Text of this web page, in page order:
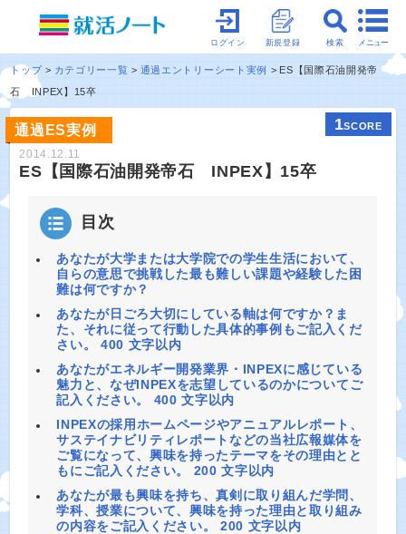
メニュー
検索
新規登録
ログイン
トップ カテゴリー一覧 通過エントリーシート実例
ES【国際石油開発帝
石 INPEX】15卒
通過ES実例 1SCORE
2014.12.11
ES【国際石油開発帝石 INPEX】15卒
目次
あなたが大学または大学院での学生生活において、
自らの意思で挑戦した最も難しい課題や経験した困
難は何ですか？
あなたが日ごろ大切にしている軸は何ですか？ま
た、それに従って行動した具体的事例もご記入くだ
さい。 400 文字以内
あなたがエネルギー開発業界・INPEXに感じている
魅力と、なぜINPEXを志望しているのかについてご
記入ください。 400 文字以内
INPEXの採用ホームページやアニュアルレポート、
サステイナビリティレポートなどの当社広報媒体を
ご覧になって、興味を持ったテーマをその理由とと
もにご記入ください。 200 文字以内
あなたが最も興味を持ち、真剣に取り組んだ学問、
学科、授業について、興味を持った理由と取り組み
の内容をご記入ください。 200 文字以内